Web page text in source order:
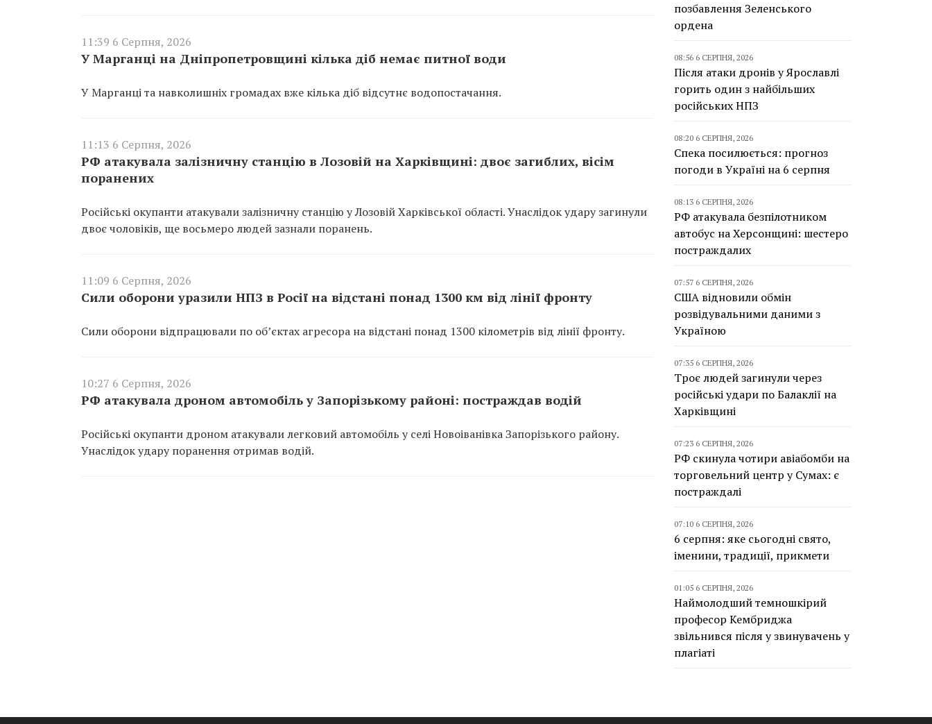
11:39 6 Серпня, 2026
У Марганці на Дніпропетровщині кілька діб немає питної води
У Марганці та навколишніх громадах вже кілька діб відсутнє водопостачання.
11:13 6 Серпня, 2026
РФ атакувала залізничну станцію в Лозовій на Харківщині: двоє загиблих, вісім
поранених
Російські окупанти атакували залізничну станцію у Лозовій Харківської області. Унаслідок удару загинули
двоє чоловіків, ще восьмеро людей зазнали поранень.
11:09 6 Серпня, 2026
Сили оборони уразили НПЗ в Росії на відстані понад 1300 км від лінії фронту
Сили оборони відпрацювали по об’єктах агресора на відстані понад 1300 кілометрів від лінії фронту.
10:27 6 Серпня, 2026
РФ атакувала дроном автомобіль у Запорізькому районі: постраждав водій
Російські окупанти дроном атакували легковий автомобіль у селі Новоіванівка Запорізького району.
Унаслідок удару поранення отримав водій.
позбавлення Зеленського
ордена
08:56 6 СЕРПНЯ, 2026
Після атаки дронів у Ярославлі
горить один з найбільших
російських НПЗ
08:20 6 СЕРПНЯ, 2026
Спека посилюється: прогноз
погоди в Україні на 6 серпня
08:13 6 СЕРПНЯ, 2026
РФ атакувала безпілотником
автобус на Херсонщині: шестеро
постраждалих
07:57 6 СЕРПНЯ, 2026
США відновили обмін
розвідувальними даними з
Україною
07:35 6 СЕРПНЯ, 2026
Троє людей загинули через
російські удари по Балаклії на
Харківщині
07:23 6 СЕРПНЯ, 2026
РФ скинула чотири авіабомби на
торговельний центр у Сумах: є
постраждалі
07:10 6 СЕРПНЯ, 2026
6 серпня: яке сьогодні свято,
іменини, традиції, прикмети
01:05 6 СЕРПНЯ, 2026
Наймолодший темношкірий
професор Кембриджа
звільнився після у звинувачень у
плагіаті